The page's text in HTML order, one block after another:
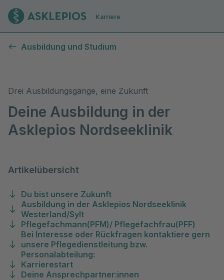
Zur Startseite
Karriere
Ausbildung und Studium
Drei Ausbildungsgänge, eine Zukunft
Deine Ausbildung in der
Asklepios Nordseeklinik
Artikelübersicht
Du bist unsere Zukunft
Ausbildung in der Asklepios Nordseeklinik
Westerland/Sylt
Pflegefachmann(PFM)/ Pflegefachfrau(PFF)
Bei Interesse oder Rückfragen kontaktiere gern
unsere Pflegedienstleitung bzw.
Personalabteilung:
Karrierestart
Deine Ansprechpartner:innen